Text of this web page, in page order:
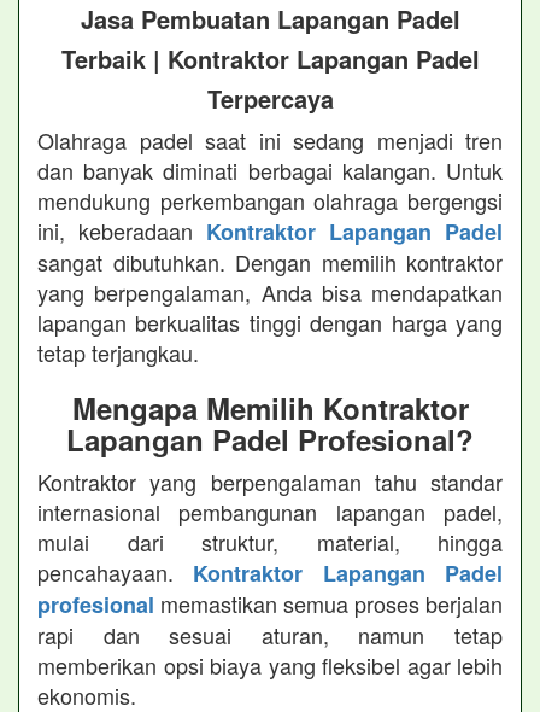
Jasa Pembuatan Lapangan Padel
Terbaik | Kontraktor Lapangan Padel
Terpercaya
Olahraga padel saat ini sedang menjadi tren
dan banyak diminati berbagai kalangan. Untuk
mendukung perkembangan olahraga bergengsi
ini, keberadaan Kontraktor Lapangan Padel
sangat dibutuhkan. Dengan memilih kontraktor
yang berpengalaman, Anda bisa mendapatkan
lapangan berkualitas tinggi dengan harga yang
tetap terjangkau.
Mengapa Memilih Kontraktor
Lapangan Padel Profesional?
Kontraktor yang berpengalaman tahu standar
internasional pembangunan lapangan padel,
mulai dari struktur, material, hingga
pencahayaan. Kontraktor Lapangan Padel
profesional memastikan semua proses berjalan
rapi dan sesuai aturan, namun tetap
memberikan opsi biaya yang fleksibel agar lebih
ekonomis.